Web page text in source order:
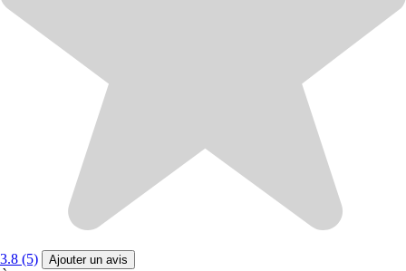
3.8 (5) Ajouter un avis